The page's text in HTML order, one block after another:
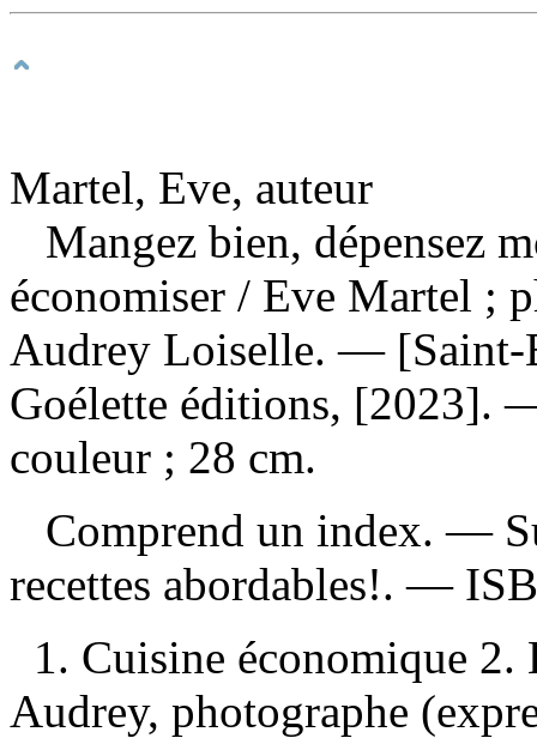
Martel, Eve, auteur
Mangez bien, dépensez
économiser / Eve Martel ;
Audrey Loiselle. — [Saint-
Goélette éditions, [2023].
couleur ; 28 cm.
Comprend un index. —
recettes abordables!. —
1. Cuisine économique
Audrey, photographe